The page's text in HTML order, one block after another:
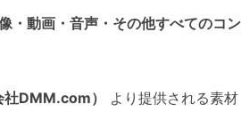
・動画・音声・その他すべてのコ
DMM.com） より提供される素